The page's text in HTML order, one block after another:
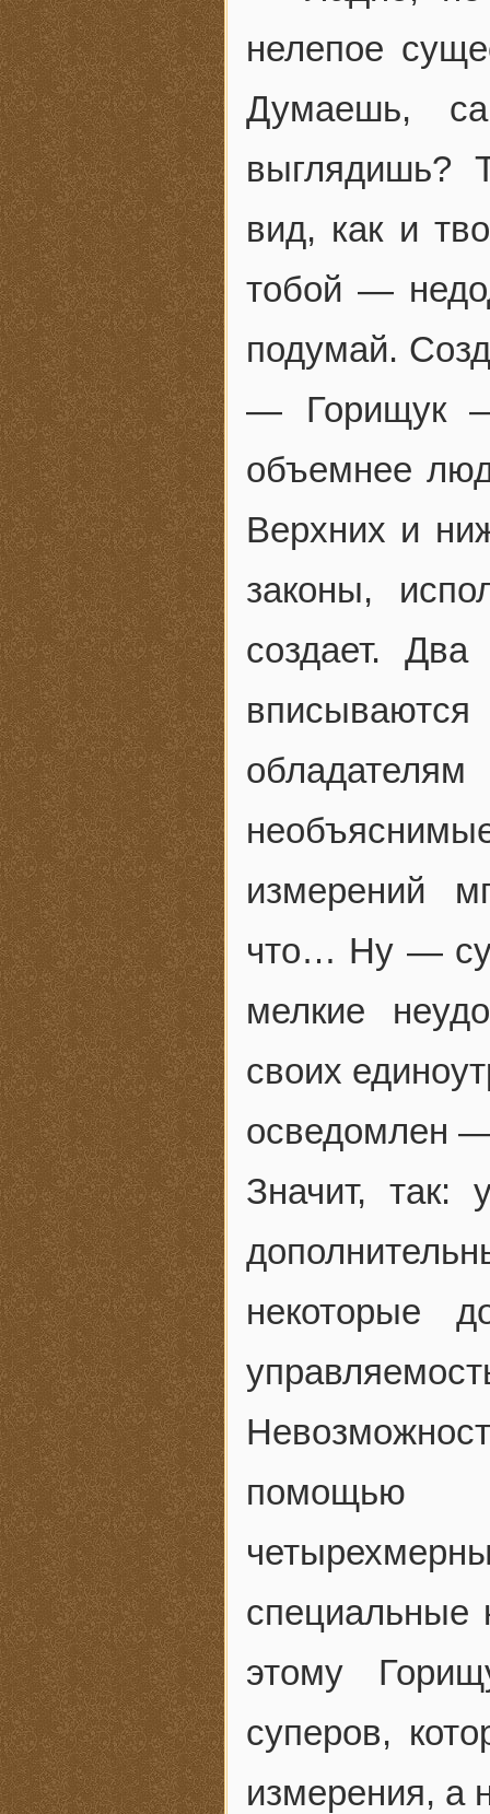
нелепое
Думаешь,
выглядишь?
вид, как и
тобой —
подумай.
— Горищук —
объемнее
Верхних и
законы,
создает.
измерений
что… Ну —
мелкие
своих
осведомлен
Значит, так:
некоторые
помощью
специальные
этому
суперов,
измерения, а